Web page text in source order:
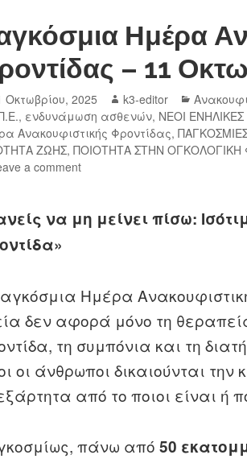
Ημέρα
– 11
Οκτωβρίου, 2025 k3-editor
, ενδυνάμωση ασθενών, ΝΕΟΙ
Ανακουφιστικής Φροντίδας,
ΖΩΗΣ,ΠΟΙΟΤΗΤΑ ΣΤΗΝ ΟΓΚΟΛΟΓΙΚΗ
a comment
να μη μείνει πίσω:
Ημέρα
δεν αφορά μόνο τη
τη συμπόνια και τη
οι άνθρωποι δικαιούνται
από το ποιοι είναι ή
πάνω από50